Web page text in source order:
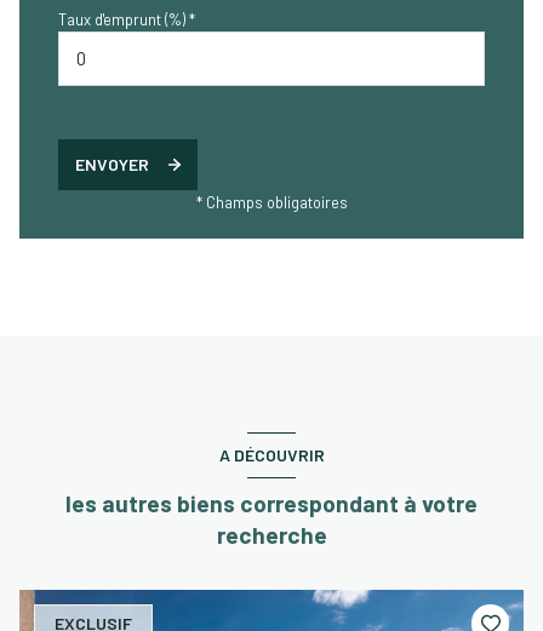
Taux d'emprunt (%) *
ENVOYER
* Champs obligatoires
A DÉCOUVRIR
les autres biens correspondant à votre
recherche
EXCLUSIF